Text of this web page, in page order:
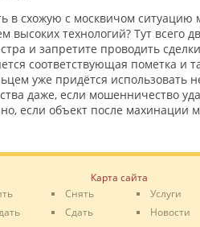
в схожую с москвичом ситуацию
высоких технологий? Тут всего
и запретите проводить
соответствующая пометка и
уже придётся использовать
даже, если мошенничество
если объект после
Карта сайта
Снять
Сдать
Услуги
Новости